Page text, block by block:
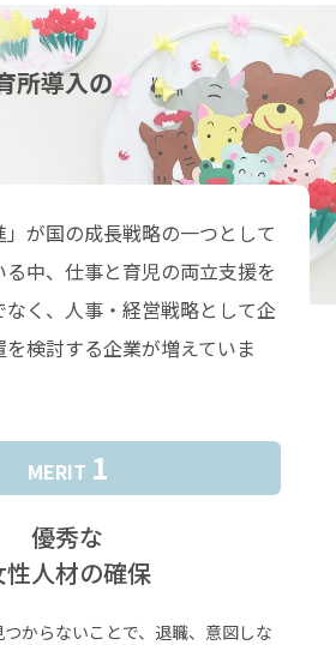
所導入の
」が国の成長戦略の一つとして
中、仕事と育児の両立支援を
く、人事・経営戦略として企
検討する企業が増えていま
MERIT 1
優秀な
性人材の確保
からないことで、退職、意図しな